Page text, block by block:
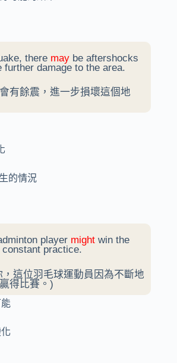
there may be aftershocks
further damage to the area.
有餘震，進一步損壞這個地
的情況
player might win the
practice.
這位羽毛球運動員因為不斷地
得比賽。)